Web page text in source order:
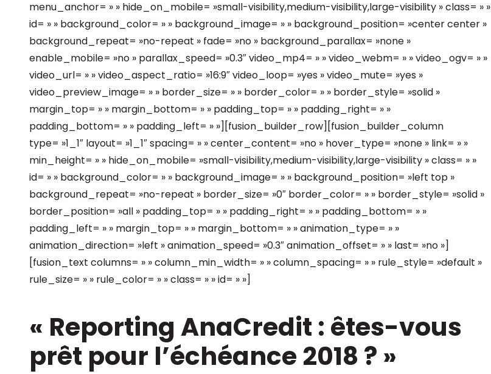
menu_anchor= » » hide_on_mobile= »small-visibility,medium-visibility,large-visibility » class= » »
id= » » background_color= » » background_image= » » background_position= »center center »
background_repeat= »no-repeat » fade= »no » background_parallax= »none »
enable_mobile= »no » parallax_speed= »0.3″ video_mp4= » » video_webm= » » video_ogv= » »
video_url= » » video_aspect_ratio= »16:9″ video_loop= »yes » video_mute= »yes »
video_preview_image= » » border_size= » » border_color= » » border_style= »solid »
margin_top= » » margin_bottom= » » padding_top= » » padding_right= » »
padding_bottom= » » padding_left= » »][fusion_builder_row][fusion_builder_column
type= »1_1″ layout= »1_1″ spacing= » » center_content= »no » hover_type= »none » link= » »
min_height= » » hide_on_mobile= »small-visibility,medium-visibility,large-visibility » class= » »
id= » » background_color= » » background_image= » » background_position= »left top »
background_repeat= »no-repeat » border_size= »0″ border_color= » » border_style= »solid »
border_position= »all » padding_top= » » padding_right= » » padding_bottom= » »
padding_left= » » margin_top= » » margin_bottom= » » animation_type= » »
animation_direction= »left » animation_speed= »0.3″ animation_offset= » » last= »no »]
[fusion_text columns= » » column_min_width= » » column_spacing= » » rule_style= »default »
rule_size= » » rule_color= » » class= » » id= » »]
« Reporting AnaCredit : êtes-vous
prêt pour l’échéance 2018 ? »